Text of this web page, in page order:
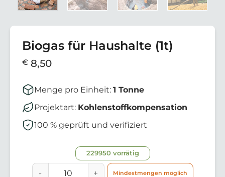
Biogas für Haushalte (1t)
€ 8,50
Menge pro Einheit: 1 Tonne
Projektart: Kohlenstoffkompensation
100 % geprüft und verifiziert
229950 vorrätig
Mindestmengen möglich